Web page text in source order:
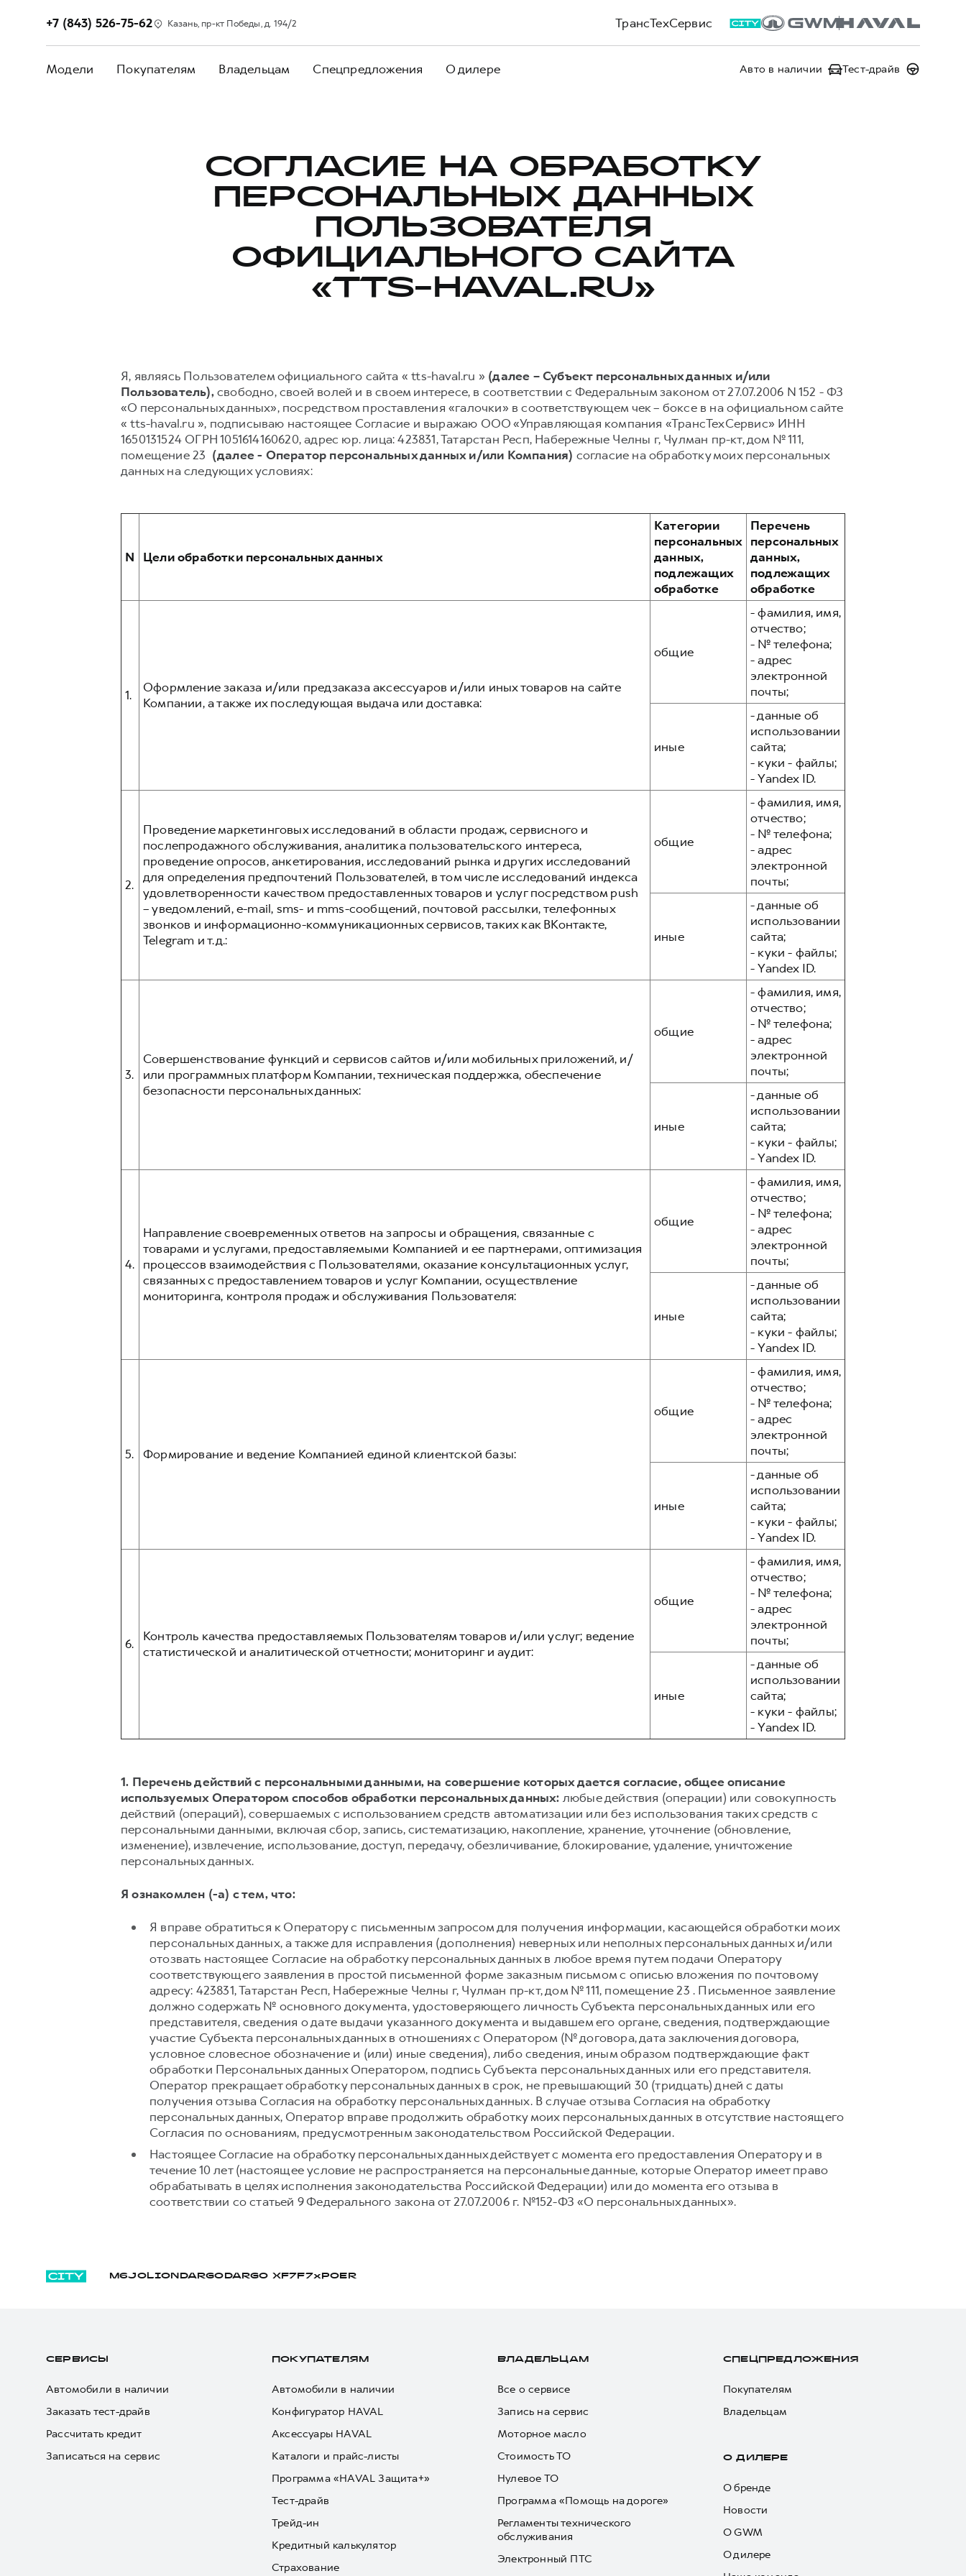
ТрансТехСервис
+7 (843) 526-75-62 Казань, пр-кт Победы, д. 194/2
Модели Покупателям Владельцам Спецпредложения О дилере Авто в наличии Тест-драйв
СОГЛАСИЕ НА ОБРАБОТКУ
ПЕРСОНАЛЬНЫХ ДАННЫХ
ПОЛЬЗОВАТЕЛЯ
ОФИЦИАЛЬНОГО САЙТА
«TTS-HAVAL.RU»
Я, являясь Пользователем официального сайта « tts-haval.ru » (далее – Субъект персональных данных и/или
Пользователь),свободно, своей волей и в своем интересе, в соответствии с Федеральным законом от 27.07.2006 N 152 - ФЗ
«О персональных данных», посредством проставления «галочки» в соответствующем чек – боксе в на официальном сайте
« tts-haval.ru », подписываю настоящее Согласие и выражаю ООО «Управляющая компания «ТрансТехСервис» ИНН
1650131524 ОГРН 1051614160620, адрес юр. лица: 423831, Татарстан Респ, Набережные Челны г, Чулман пр-кт, дом № 111,
помещение 23 (далее - Оператор персональных данных и/или Компания) согласие на обработку моих персональных
данных на следующих условиях:
N Цели обработки персональных данных
Категории
персональных
данных,
подлежащих
обработке
Перечень
персональных
данных,
подлежащих
обработке
1.
Оформление заказа и/или предзаказа аксессуаров и/или иных товаров на сайте
Компании, а также их последующая выдача или доставка:
общие
- фамилия, имя,
отчество;
- № телефона;
- адрес
электронной
почты;
иные
- данные об
использовании
сайта;
- куки - файлы;
- Yandex ID.
2.
Проведение маркетинговых исследований в области продаж, сервисного и
послепродажного обслуживания, аналитика пользовательского интереса,
проведение опросов, анкетирования, исследований рынка и других исследований
для определения предпочтений Пользователей, в том числе исследований индекса
удовлетворенности качеством предоставленных товаров и услуг посредством push
– уведомлений, e-mail, sms- и mms-сообщений, почтовой рассылки, телефонных
звонков и информационно-коммуникационных сервисов, таких как ВКонтакте,
Telegram и т.д.:
общие
- фамилия, имя,
отчество;
- № телефона;
- адрес
электронной
почты;
иные
- данные об
использовании
сайта;
- куки - файлы;
- Yandex ID.
3.
Совершенствование функций и сервисов сайтов и/или мобильных приложений, и/
или программных платформ Компании, техническая поддержка, обеспечение
безопасности персональных данных:
общие
- фамилия, имя,
отчество;
- № телефона;
- адрес
электронной
почты;
иные
- данные об
использовании
сайта;
- куки - файлы;
- Yandex ID.
4.
Направление своевременных ответов на запросы и обращения, связанные с
товарами и услугами, предоставляемыми Компанией и ее партнерами, оптимизация
процессов взаимодействия с Пользователями, оказание консультационных услуг,
связанных с предоставлением товаров и услуг Компании, осуществление
мониторинга, контроля продаж и обслуживания Пользователя:
общие
- фамилия, имя,
отчество;
- № телефона;
- адрес
электронной
почты;
иные
- данные об
использовании
сайта;
- куки - файлы;
- Yandex ID.
5. Формирование и ведение Компанией единой клиентской базы:
общие
- фамилия, имя,
отчество;
- № телефона;
- адрес
электронной
почты;
иные
- данные об
использовании
сайта;
- куки - файлы;
- Yandex ID.
6.
Контроль качества предоставляемых Пользователям товаров и/или услуг; ведение
статистической и аналитической отчетности; мониторинг и аудит:
общие
- фамилия, имя,
отчество;
- № телефона;
- адрес
электронной
почты;
иные
- данные об
использовании
сайта;
- куки - файлы;
- Yandex ID.
1. Перечень действий с персональными данными, на совершение которых дается согласие, общее описание
используемых Оператором способов обработки персональных данных: любые действия (операции) или совокупность
действий (операций), совершаемых с использованием средств автоматизации или без использования таких средств с
персональными данными, включая сбор, запись, систематизацию, накопление, хранение, уточнение (обновление,
изменение), извлечение, использование, доступ, передачу, обезличивание, блокирование, удаление, уничтожение
персональных данных.
Я ознакомлен (-а) с тем, что:
Я вправе обратиться к Оператору с письменным запросом для получения информации, касающейся обработки моих
персональных данных, а также для исправления (дополнения) неверных или неполных персональных данных и/или
отозвать настоящее Согласие на обработку персональных данных в любое время путем подачи Оператору
соответствующего заявления в простой письменной форме заказным письмом с описью вложения по почтовому
адресу: 423831, Татарстан Респ, Набережные Челны г, Чулман пр-кт, дом № 111, помещение 23 . Письменное заявление
должно содержать № основного документа, удостоверяющего личность Субъекта персональных данных или его
представителя, сведения о дате выдачи указанного документа и выдавшем его органе, сведения, подтверждающие
участие Субъекта персональных данных в отношениях с Оператором (№ договора, дата заключения договора,
условное словесное обозначение и (или) иные сведения), либо сведения, иным образом подтверждающие факт
обработки Персональных данных Оператором, подпись Субъекта персональных данных или его представителя.
Оператор прекращает обработку персональных данных в срок, не превышающий 30 (тридцать) дней с даты
получения отзыва Согласия на обработку персональных данных. В случае отзыва Согласия на обработку
персональных данных, Оператор вправе продолжить обработку моих персональных данных в отсутствие настоящего
Согласия по основаниям, предусмотренным законодательством Российской Федерации.
Настоящее Согласие на обработку персональных данных действует с момента его предоставления Оператору и в
течение 10 лет (настоящее условие не распространяется на персональные данные, которые Оператор имеет право
обрабатывать в целях исполнения законодательства Российской Федерации) или до момента его отзыва в
соответствии со статьей 9 Федерального закона от 27.07.2006 г. №152-ФЗ «О персональных данных».
M6JOLION DARGO DARGO Х F7 F7x POER
СЕРВИСЫ
Автомобили в наличии
Заказать тест-драйв
Рассчитать кредит
Записаться на сервис
ПОКУПАТЕЛЯМ
Автомобили в наличии
Конфигуратор HAVAL
Аксессуары HAVAL
Каталоги и прайс-листы
Программа «HAVAL Защита+»
Тест-драйв
Трейд-ин
Кредитный калькулятор
Страхование
ВЛАДЕЛЬЦАМ
Все о сервисе
Запись на сервис
Моторное масло
Стоимость ТО
Нулевое ТО
Программа «Помощь на дороге»
Регламенты технического
обслуживания
Электронный ПТС
СПЕЦПРЕДЛОЖЕНИЯ
Покупателям
Владельцам
О ДИЛЕРЕ
О бренде
Новости
О GWM
О дилере